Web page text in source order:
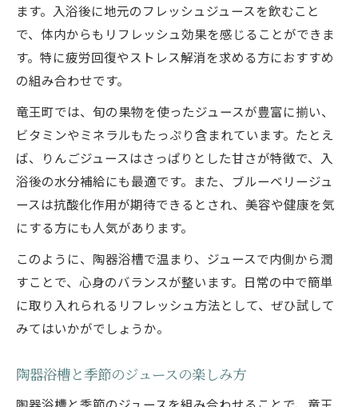
ます。入浴後に地元のフレッシュジュースを飲むこと
で、体内からもリフレッシュ効果を感じることができま
す。特に疲労回復やストレス解消を求める方におすすめ
の組み合わせです。
竜王町では、旬の果物を使ったジュースが豊富に揃い、
ビタミンやミネラルもたっぷり含まれています。たとえ
ば、りんごジュースはさっぱりとした甘さが特徴で、入
浴後の水分補給にも最適です。また、ブルーベリージュ
ースは抗酸化作用が期待できるとされ、美容や健康を気
にする方にも人気があります。
このように、陶器浴槽で温まり、ジュースで内側から潤
すことで、心身のバランスが整います。日常の中で簡単
に取り入れられるリフレッシュ方法として、ぜひ試して
みてはいかがでしょうか。
陶器浴槽と季節のジュースの楽しみ方